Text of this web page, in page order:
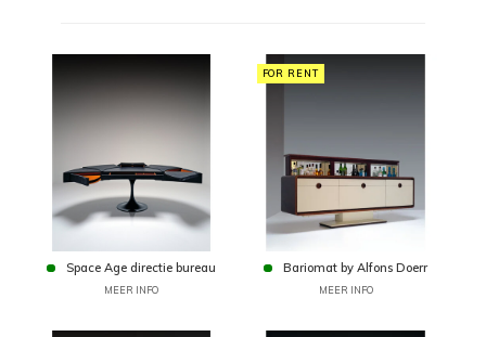
Space Age directie bureau
MEER INFO
FOR RENT
Bariomat by Alfons Doerr
MEER INFO